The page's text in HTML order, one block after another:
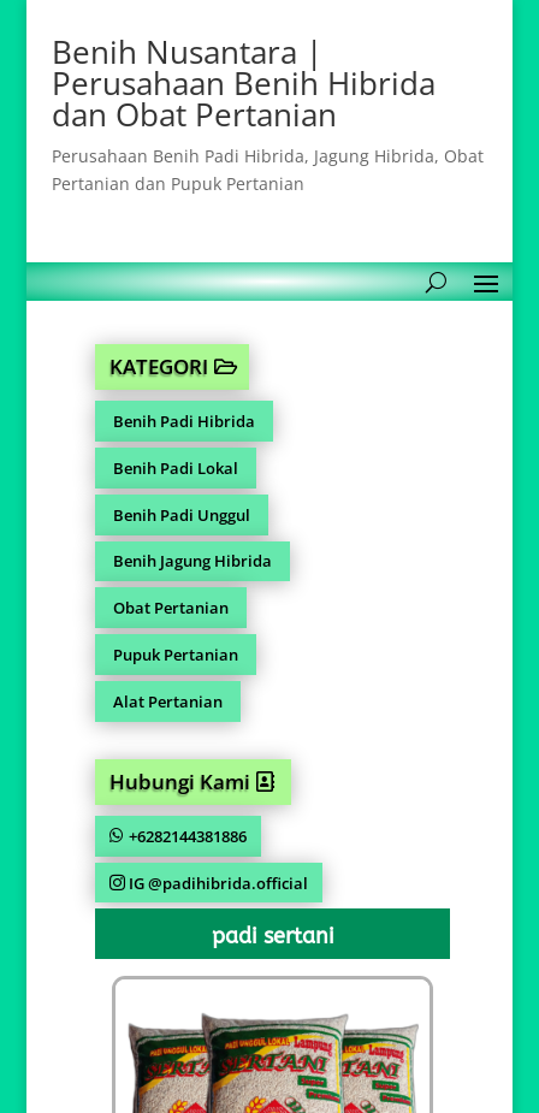
Benih Nusantara |
Perusahaan Benih Hibrida
dan Obat Pertanian
Perusahaan Benih Padi Hibrida, Jagung Hibrida, Obat
Pertanian dan Pupuk Pertanian
KATEGORI
Benih Padi Hibrida
Benih Padi Lokal
Benih Padi Unggul
Benih Jagung Hibrida
Obat Pertanian
Pupuk Pertanian
Alat Pertanian
Hubungi Kami
+6282144381886
IG @padihibrida.official
padi sertani